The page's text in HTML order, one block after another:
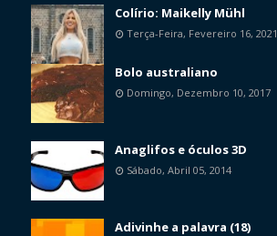
Colírio: Maikelly Mühl
Terça-Feira, Fevereiro 16, 2021
Bolo australiano
Domingo, Dezembro 10, 2017
Anaglifos e óculos 3D
Sábado, Abril 05, 2014
Adivinhe a palavra (18)